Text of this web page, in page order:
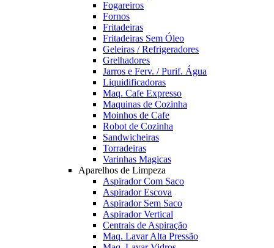
Fogareiros
Fornos
Fritadeiras
Fritadeiras Sem Óleo
Geleiras / Refrigeradores
Grelhadores
Jarros e Ferv. / Purif. Água
Liquidificadoras
Maq. Cafe Expresso
Maquinas de Cozinha
Moinhos de Cafe
Robot de Cozinha
Sandwicheiras
Torradeiras
Varinhas Magicas
Aparelhos de Limpeza
Aspirador Com Saco
Aspirador Escova
Aspirador Sem Saco
Aspirador Vertical
Centrais de Aspiração
Maq. Lavar Alta Pressão